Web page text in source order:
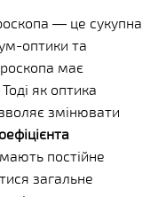
— це сукупна
оптики та
має
як оптика
змінювати
постійне
загальне